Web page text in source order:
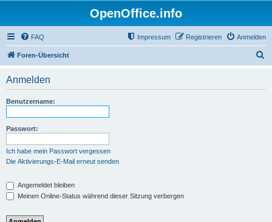
OpenOffice.info
FAQ Anmelden
Registrieren
Impressum
Foren-Übersicht
Anmelden
Benutzername:
Passwort:
Ich habe mein Passwort vergessen
Die Aktivierungs-E-Mail erneut senden
Angemeldet bleiben
Meinen Online-Status während dieser Sitzung verbergen